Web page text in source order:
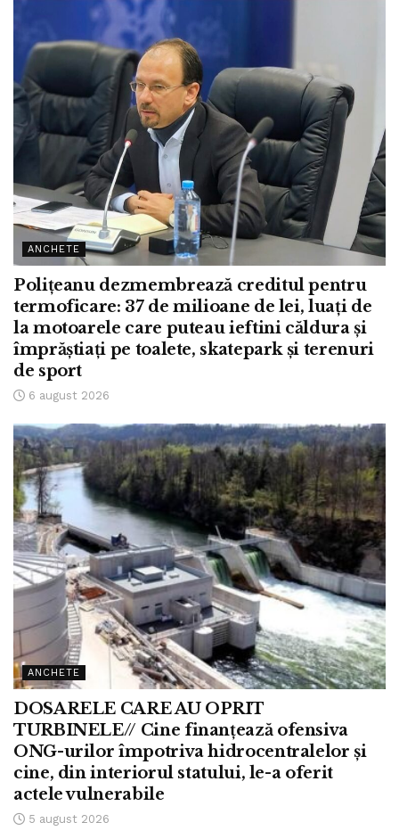
ANCHETE
Polițeanu dezmembrează creditul pentru
termoficare: 37 de milioane de lei, luați de
la motoarele care puteau ieftini căldura și
împrăștiați pe toalete, skatepark și terenuri
de sport
6 august 2026
ANCHETE
DOSARELE CARE AU OPRIT
TURBINELE// Cine finanțează ofensiva
ONG-urilor împotriva hidrocentralelor și
cine, din interiorul statului, le-a oferit
actele vulnerabile
5 august 2026